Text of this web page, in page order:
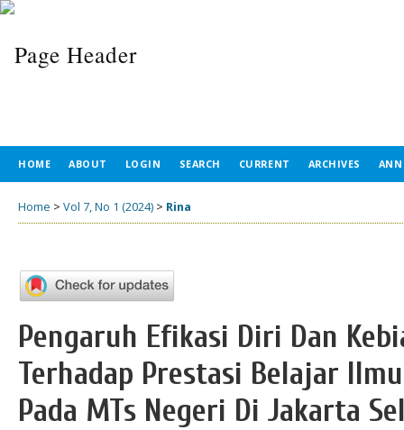
HOME ABOUT LOGIN SEARCH CURRENT ARCHIVES
Home > Vol 7, No 1 (2024) > Rina
Pengaruh Efikasi Diri Dan
Terhadap Prestasi Belajar
Pada MTs Negeri Di Jakarta